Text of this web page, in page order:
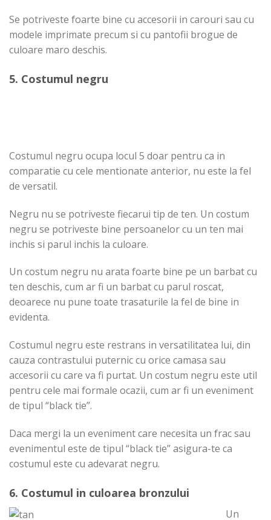
Se potriveste foarte bine cu accesorii in carouri sau cu
modele imprimate precum si cu pantofii brogue de
culoare maro deschis.
5. Costumul negru
Costumul negru ocupa locul 5 doar pentru ca in
comparatie cu cele mentionate anterior, nu este la fel
de versatil.
Negru nu se potriveste fiecarui tip de ten. Un costum
negru se potriveste bine persoanelor cu un ten mai
inchis si parul inchis la culoare.
Un costum negru nu arata foarte bine pe un barbat cu
ten deschis, cum ar fi un barbat cu parul roscat,
deoarece nu pune toate trasaturile la fel de bine in
evidenta.
Costumul negru este restrans in versatilitatea lui, din
cauza contrastului puternic cu orice camasa sau
accesorii cu care va fi purtat. Un costum negru este util
pentru cele mai formale ocazii, cum ar fi un eveniment
de tipul “black tie”.
Daca mergi la un eveniment care necesita un frac sau
evenimentul este de tipul “black tie” asigura-te ca
costumul este cu adevarat negru.
6. Costumul in culoarea bronzului
Un